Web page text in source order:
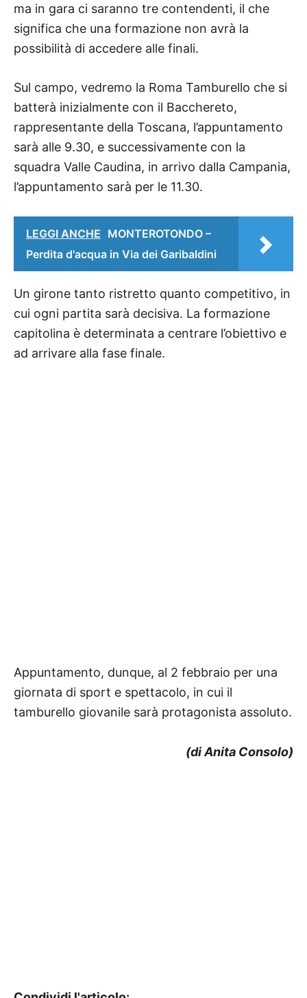
ma in gara ci saranno tre contendenti, il che
significa che una formazione non avrà la
possibilità di accedere alle finali.
Sul campo, vedremo la Roma Tamburello che si
batterà inizialmente con il Bacchereto,
rappresentante della Toscana, l’appuntamento
sarà alle 9.30, e successivamente con la
squadra Valle Caudina, in arrivo dalla Campania,
l’appuntamento sarà per le 11.30.
LEGGI ANCHE MONTEROTONDO –
Perdita d'acqua in Via dei Garibaldini
Un girone tanto ristretto quanto competitivo, in
cui ogni partita sarà decisiva. La formazione
capitolina è determinata a centrare l’obiettivo e
ad arrivare alla fase finale.
Appuntamento, dunque, al 2 febbraio per una
giornata di sport e spettacolo, in cui il
tamburello giovanile sarà protagonista assoluto.
(di Anita Consolo)